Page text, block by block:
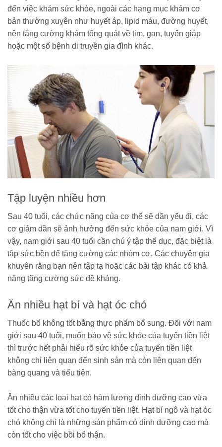
đến việc khám sức khỏe, ngoài các hạng mục khám cơ
bản thường xuyên như huyết áp, lipid máu, đường huyết,
nên tăng cường khám tổng quát về tim, gan, tuyến giáp
hoặc một số bệnh di truyền gia đình khác.
Tập luyện nhiều hơn
Sau 40 tuổi, các chức năng của cơ thể sẽ dần yếu đi, các
cơ giảm dần sẽ ảnh hưởng đến sức khỏe của nam giới. Vì
vậy, nam giới sau 40 tuổi cần chú ý tập thể dục, đặc biệt là
tập sức bền để tăng cường các nhóm cơ. Các chuyên gia
khuyên rằng bạn nên tập tạ hoặc các bài tập khác có khả
năng tăng cường sức đề kháng.
Ăn nhiều hạt bí và hạt óc chó
Thuốc bổ không tốt bằng thực phẩm bổ sung. Đối với nam
giới sau 40 tuổi, muốn bảo vệ sức khỏe của tuyến tiền liệt
thì trước hết phải hiểu rõ sức khỏe của tuyến tiền liệt
không chỉ liên quan đến sinh sản mà còn liên quan đến
bàng quang và tiểu tiện.
Ăn nhiều các loại hạt có hàm lượng dinh dưỡng cao vừa
tốt cho thận vừa tốt cho tuyến tiền liệt. Hạt bí ngô và hạt óc
chó không chỉ là những sản phẩm có dinh dưỡng cao mà
còn tốt cho việc bồi bổ thận.